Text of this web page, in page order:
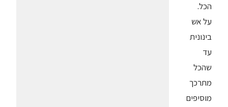
הכל.
על אש
בינונית
עד
שהכל
מתרכך
מוסיפים